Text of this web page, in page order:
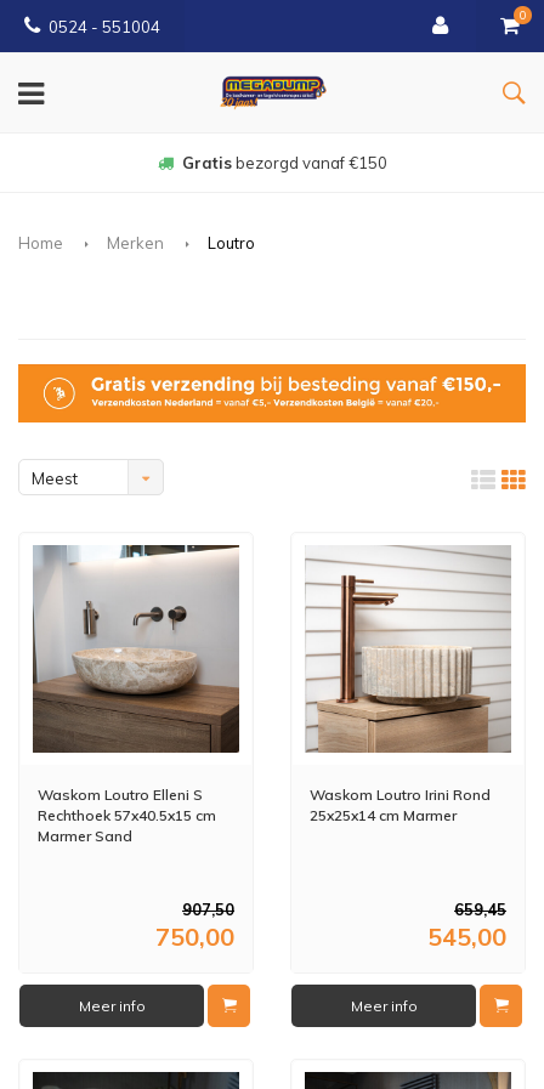
0524 - 551004
0
Gratisbezorgd vanaf €150
Home Merken Loutro
Meest
Waskom Loutro Elleni S
Rechthoek 57x40.5x15 cm
Marmer Sand
907,50
750,00
Meer info
Waskom Loutro Irini Rond
25x25x14 cm Marmer
659,45
545,00
Meer info